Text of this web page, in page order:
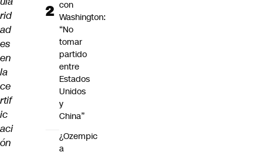
rid
ad
es
en
la
ce
rtif
ic
aci
ón
con
Washington:
“No
tomar
partido
entre
Estados
Unidos
y
China”
¿Ozempic
a